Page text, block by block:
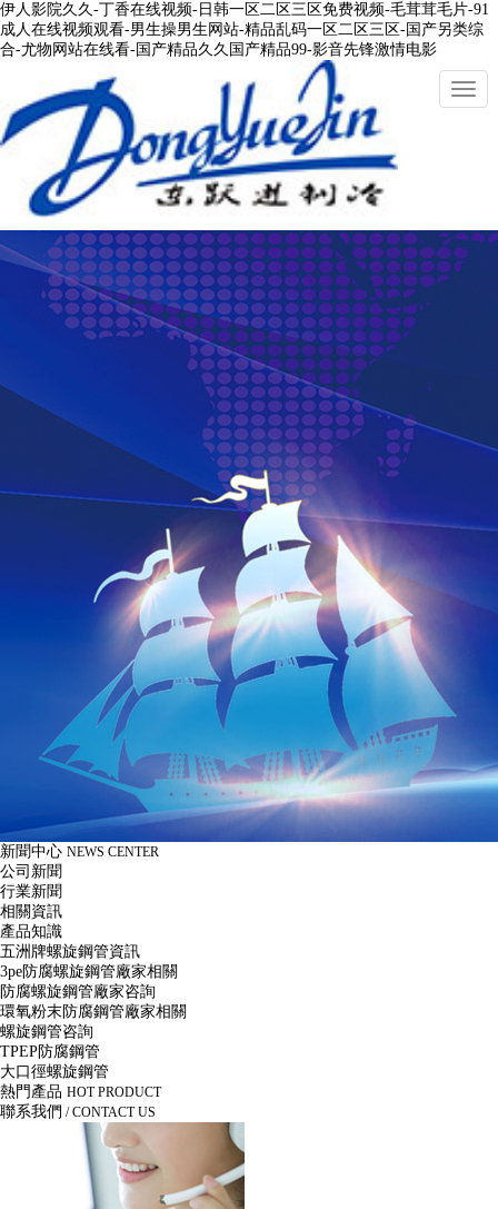
伊人影院久久-丁香在线视频-日韩一区二区三区免费视频-毛茸茸毛片-91
成人在线视频观看-男生操男生网站-精品乱码一区二区三区-国产另类综
合-尤物网站在线看-国产精品久久国产精品99-影音先锋激情电影
切
換
新聞中心 NEWS CENTER
公司新聞
行業新聞
相關資訊
產品知識
五洲牌螺旋鋼管資訊
3pe防腐螺旋鋼管廠家相關
防腐螺旋鋼管廠家咨詢
環氧粉末防腐鋼管廠家相關
螺旋鋼管咨詢
TPEP防腐鋼管
大口徑螺旋鋼管
熱門產品 HOT PRODUCT
聯系我們 / CONTACT US